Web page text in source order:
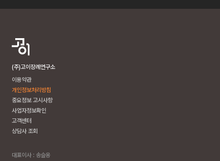
(주)고이장례연구소
이용약관
개인정보처리방침
중요정보 고시사항
사업자정보확인
고객센터
상담사 조회
대표이사 : 송슬옹